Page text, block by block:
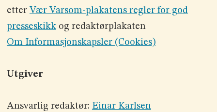
etter Vær Varsom-plakatens regler for god
presseskikkog redaktørplakaten
Om Informasjonskapsler (Cookies)
Utgiver
Ansvarlig redaktør: Einar Karlsen